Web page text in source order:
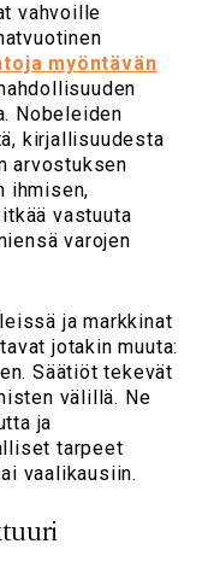
vahvoille
myöntävän
Nobeleiden
kirjallisuudesta
arvostuksen
ihmisen,
vastuuta
varojen
ja markkinat
jotakin muuta:
Säätiöt tekevät
välillä. Ne
ja
tarpeet
vaalikausiin.